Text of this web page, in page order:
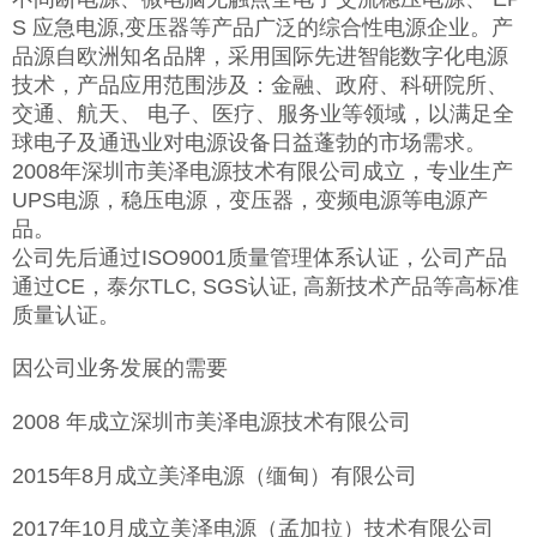
S 应急电源,变压器等产品广泛的综合性电源企业。产
品源自欧洲知名品牌，采用国际先进智能数字化电源
技术，产品应用范围涉及：金融、政府、科研院所、
交通、航天、 电子、医疗、服务业等领域，以满足全
球电子及通迅业对电源设备日益蓬勃的市场需求。
2008年深圳市美泽电源技术有限公司成立，专业生产
UPS电源，稳压电源，变压器，变频电源等电源产
品。
公司先后通过ISO9001质量管理体系认证，公司产品
通过CE，泰尔TLC, SGS认证, 高新技术产品等高标准
质量认证。
因公司业务发展的需要
2008 年成立深圳市美泽电源技术有限公司
2015年8月成立美泽电源（缅甸）有限公司
2017年10月成立美泽电源（孟加拉）技术有限公司